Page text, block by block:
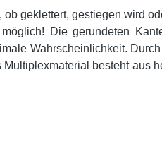
geklettert, gestiegen wird
Die gerundeten
Wahrscheinlichkeit.
besteht aus